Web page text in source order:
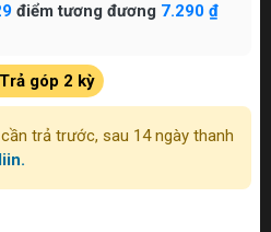
điểm tương đương 7.290 ₫
Trả góp 2 kỳ
cần trả trước, sau 14 ngày thanh